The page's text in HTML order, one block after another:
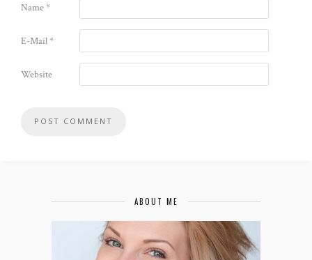
Name*
E-Mail*
Website
ABOUT ME